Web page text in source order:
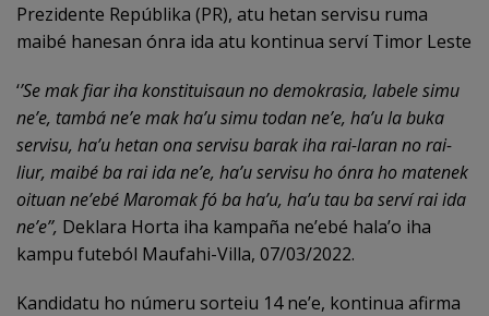
Prezidente Repúblika (PR), atu hetan servisu ruma
maibé hanesan ónra ida atu kontinua serví Timor Leste
‘’Se mak fiar iha konstituisaun no demokrasia, labele simu
ne’e, tambá ne’e mak ha’u simu todan ne’e, ha’u la buka
servisu, ha’u hetan ona servisu barak iha rai-laran no rai-
liur, maibé ba rai ida ne’e, ha’u servisu ho ónra ho matenek
oituan ne’ebé Maromak fó ba ha’u, ha’u tau ba serví rai ida
ne’e’’, Deklara Horta iha kampaña ne’ebé hala’o iha
kampu futeból Maufahi-Villa, 07/03/2022.
Kandidatu ho númeru sorteiu 14 ne’e, kontinua afirma